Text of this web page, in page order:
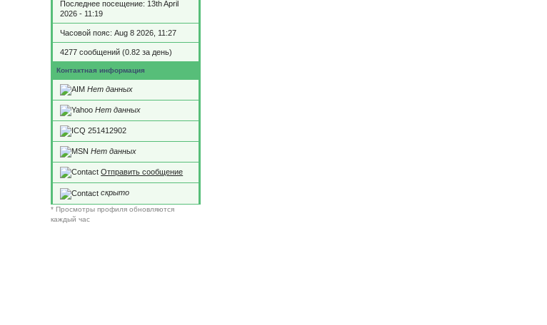
Последнее посещение: 13th April
2026 - 11:19
Часовой пояс: Aug 8 2026, 11:27
4277 сообщений (0.82 за день)
Контактная информация
Нет данных
Нет данных
251412902
Нет данных
Отправить сообщение
скрыто
* Просмотры профиля обновляются
каждый час